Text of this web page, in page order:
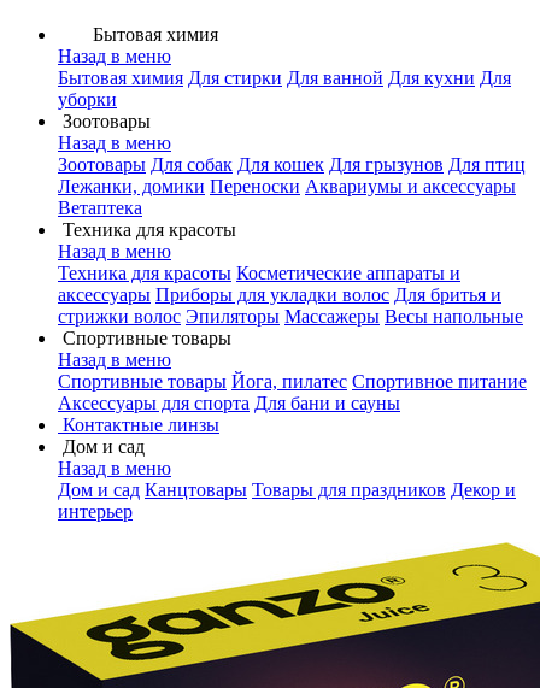
Бытовая химия
Назад в меню
Бытовая химия Для стирки Для ванной Для кухни Для
уборки
Зоотовары
Назад в меню
Зоотовары Для собак Для кошек Для грызунов Для птиц
Лежанки, домики Переноски Аквариумы и аксессуары
Ветаптека
Техника для красоты
Назад в меню
Техника для красоты Косметические аппараты и
аксессуары Приборы для укладки волос Для бритья и
стрижки волос Эпиляторы Массажеры Весы напольные
Спортивные товары
Назад в меню
Спортивные товары Йога, пилатес Спортивное питание
Аксессуары для спорта Для бани и сауны
Контактные линзы
Дом и сад
Назад в меню
Дом и сад Канцтовары Товары для праздников Декор и
интерьер